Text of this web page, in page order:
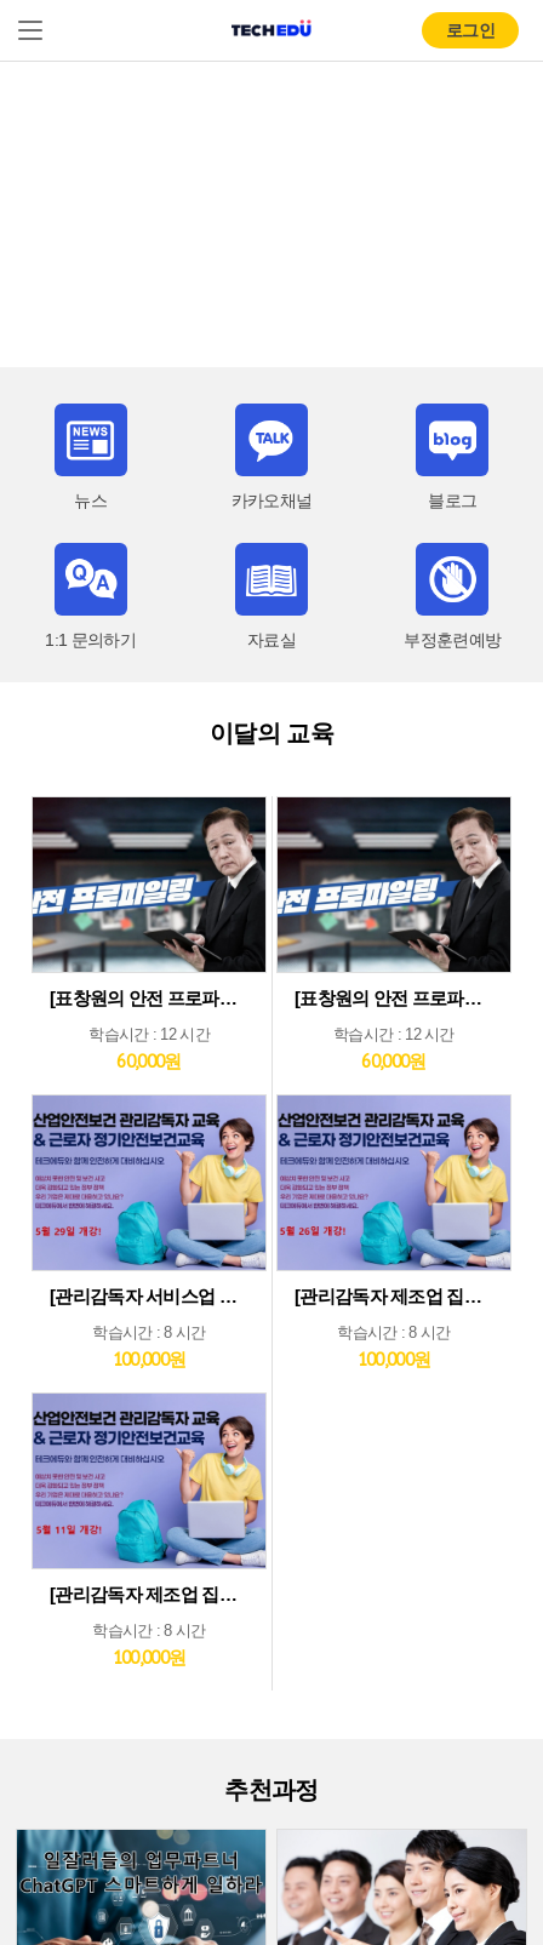
로그인
뉴스 카카오채널 블로그
1:1 문의하기 자료실 부정훈련예방
이달의 교육
[표창원의 안전 프로파일링] 제조업 현장근로자 정기안전보건교육 (상반기)
학습시간 : 12 시간
60,000원
[표창원의 안전 프로파일링] 기타업 현장근로자 정기안전보건교육 (상반기)
학습시간 : 12 시간
60,000원
[관리감독자 서비스업 및 기타업 집체교육_5월29일] 기타업종 및 서비스업종 관리감독자 집체 교육...5월29일 개강
학습시간 : 8 시간
100,000원
[관리감독자 제조업 집체교육_5월26일] 제조업종 관리감독자 집체 교육...5월26일 개강
학습시간 : 8 시간
100,000원
[관리감독자 제조업 집체교육_5월11일] 제조업종 관리감독자 집체 교육...5월11일 개강
학습시간 : 8 시간
100,000원
추천과정